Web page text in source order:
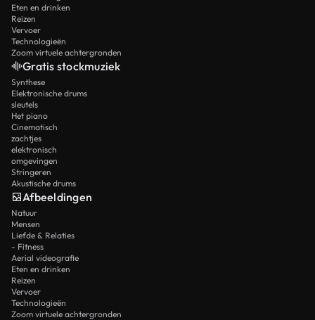
Eten en drinken
Reizen
Vervoer
Technologieën
Zoom virtuele achtergronden
Gratis stockmuziek
Synthese
Elektronische drums
sleutels
Het piano
Cinematisch
zachtjes
elektronisch
omgevingen
Stringeren
Akustische drums
Afbeeldingen
Natuur
Mensen
Liefde & Relaties
- Fitness
Aerial videografie
Eten en drinken
Reizen
Vervoer
Technologieën
Zoom virtuele achtergronden